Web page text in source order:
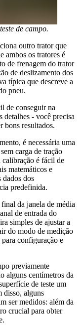
de campo.
outro trator que
ambos os tratores é
de frenagem do trator
de deslizamento dos
típica que descreve a
pneu.
de conseguir na
detalhes - você precisa
bons resultados.
é necessária uma
carga de tração
calibração é fácil de
matemáticos e
dados dos
predefinida.
da janela de média
de entrada do
simples de ajustar a
do modo de medição
para configuração e
previamente
alguns centímetros da
de teste um
disso, alguns
ser medidos: além da
crucial para obter